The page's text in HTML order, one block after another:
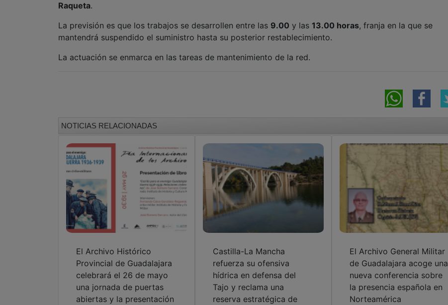
Raqueta.
La previsión es que los trabajos se desarrollen entre las 9.00 y las 13.00 horas, franja en la que se
mantendrá suspendido el suministro hasta su posterior restablecimiento.
La actuación se enmarca en las tareas de mantenimiento de la red.
NOTICIAS RELACIONADAS
El Archivo Histórico
Provincial de Guadalajara
celebrará el 26 de mayo
una jornada de puertas
abiertas y la presentación
Castilla-La Mancha
refuerza su ofensiva
hídrica en defensa del
Tajo y reclama una
reserva estratégica de
El Archivo General Militar
de Guadalajara acoge una
nueva conferencia sobre
la presencia española en
Norteamérica